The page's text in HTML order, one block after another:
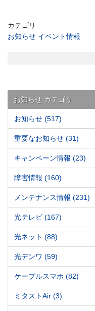
カテゴリ
お知らせ イベント情報
お知らせ カテゴリ
お知らせ (517)
重要なお知らせ (31)
キャンペーン情報 (23)
障害情報 (160)
メンテナンス情報 (231)
光テレビ (167)
光ネット (88)
光デンワ (59)
ケーブルスマホ (82)
ミタストAir (3)